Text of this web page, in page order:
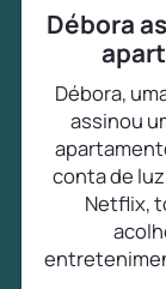
Débora
Débora,
assinou
conta de
Netflix,